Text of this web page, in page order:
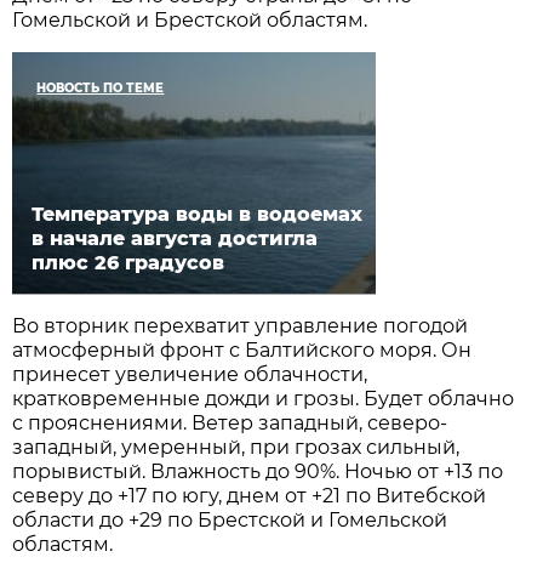
Гомельской и Брестской областям.
НОВОСТЬ ПО ТЕМЕ
Температура воды в водоемах
в начале августа достигла
плюс 26 градусов
Во вторник перехватит управление погодой
атмосферный фронт с Балтийского моря. Он
принесет увеличение облачности,
кратковременные дожди и грозы. Будет облачно
с прояснениями. Ветер западный, северо-
западный, умеренный, при грозах сильный,
порывистый. Влажность до 90%. Ночью от +13 по
северу до +17 по югу, днем от +21 по Витебской
области до +29 по Брестской и Гомельской
областям.